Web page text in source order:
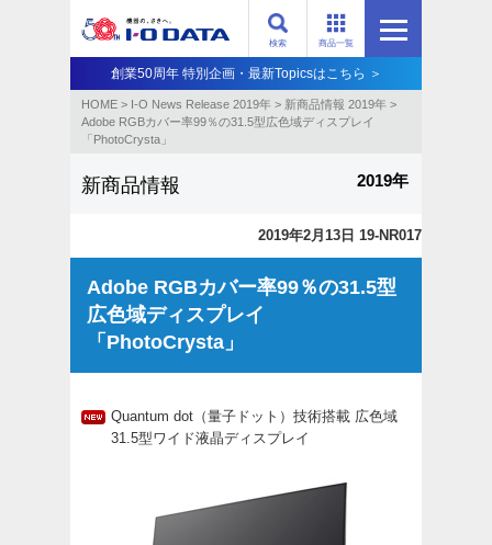
商品一覧
検索
創業50周年 特別企画・最新Topicsはこちら ＞
HOME > I-O News Release 2019年 > 新商品情報 2019年 >
Adobe RGBカバー率99％の31.5型広色域ディスプレイ
「PhotoCrysta」
新商品情報 2019年
2019年2月13日 19-NR017
Adobe RGBカバー率99％の31.5型
広色域ディスプレイ
「PhotoCrysta」
Quantum dot（量子ドット）技術搭載 広色域
31.5型ワイド液晶ディスプレイ